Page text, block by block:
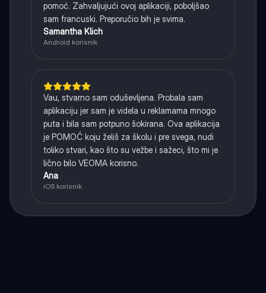
pomoć. Zahvaljujući ovoj aplikaciji, poboljšao
sam francuski. Preporučio bih je svima.
Samantha Klich
Android korisnik
Vau, stvarno sam oduševljena. Probala sam
aplikaciju jer sam je videla u reklamama mnogo
puta i bila sam potpuno šokirana. Ova aplikacija
je POMOĆ koju želiš za školu i pre svega, nudi
toliko stvari, kao što su vežbe i sažeci, što mi je
lično bilo VEOMA korisno.
Ana
iOS korisnik